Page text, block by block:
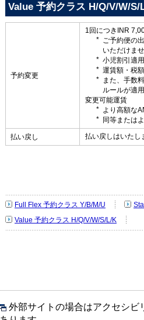
Value 予約クラス H/Q/V/W/S/
予約変更
1回につきINR
ご予約便の
いただけま
小児割引適
運賃額・税
また、手数
ルールが適
変更可能運賃
より高額な
同等または
払い戻し 払い戻しはいたし
Full Flex 予約クラス Y/B/M/U
Value 予約クラス H/Q/V/W/S/L/K
外部サイトの場合はアクセシ